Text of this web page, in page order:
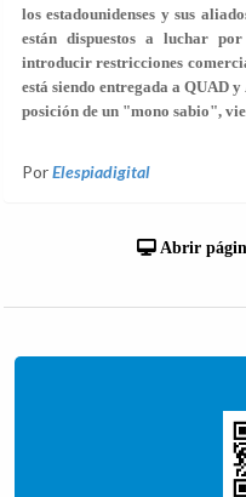
los estadounidenses y sus
están dispuestos a luchar
introducir restricciones
está siendo entregada a QUAD
posición de un "mono sabio",
PorElespiadigital
Abrir